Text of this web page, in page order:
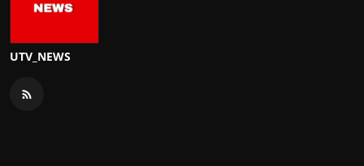
UTV_NEWS